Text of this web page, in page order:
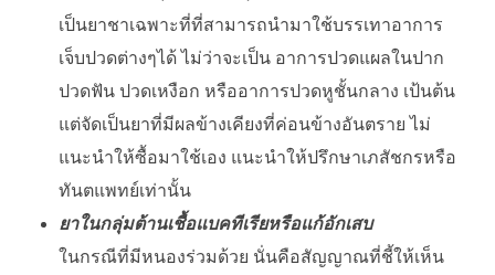
เป็นยาชาเฉพาะที่ที่สามารถนำมาใช้บรรเทาอาการ
เจ็บปวดต่างๆได้ ไม่ว่าจะเป็น อาการปวดแผลในปาก
ปวดฟัน ปวดเหงือก หรืออาการปวดหูชั้นกลาง เป้นต้น
แต่จัดเป็นยาที่มีผลข้างเคียงที่ค่อนข้างอันตราย ไม่
แนะนำให้ซื้อมาใช้เอง แนะนำให้ปรึกษาเภสัชกรหรือ
ทันตแพทย์เท่านั้น
ยาในกลุ่มต้านเชื้อแบคทีเรียหรือแก้อักเสบ
ในกรณีที่มีหนองร่วมด้วย นั่นคือสัญญาณที่ชี้ให้เห็น